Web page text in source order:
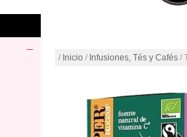
/ Inicio / Infusiones, Tés y Cafés /